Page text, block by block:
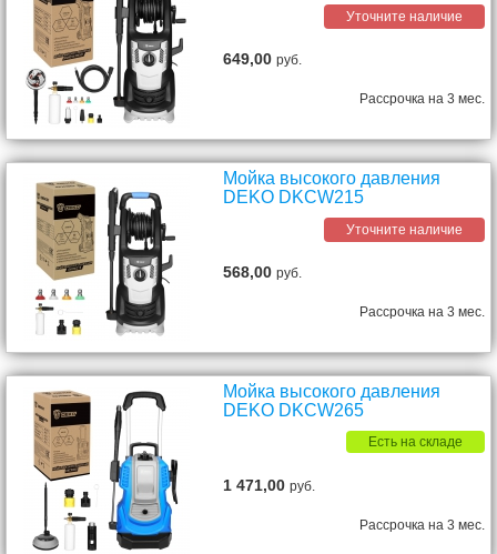
Уточните наличие
649,00руб.
Рассрочка на 3 мес.
Мойка высокого давления
DEKO DKCW215
Уточните наличие
568,00руб.
Рассрочка на 3 мес.
Мойка высокого давления
DEKO DKCW265
Есть на складе
1 471,00руб.
Рассрочка на 3 мес.